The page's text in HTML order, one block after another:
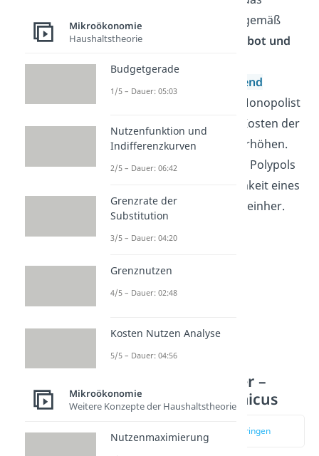
Marktgleichgewicht
gemäß
dem Modell von
Angebot und
Nachfrage
wohlfahrtsmaximierend
einstellen, denn der Monopolist
würde den Preis auf Kosten der
Konsumentenrente
erhöhen.
Mit dem Merkmal des Polypols
geht auch die Möglichkeit eines
freien Markteintritts
einher.
Rationalität der
Marktteilnehmer –
Homo Oeconomicus
zum Video springen
Mikroökonomie
Haushaltstheorie
Budgetgerade
1/5 – Dauer: 05:03
Nutzenfunktion und
Indifferenzkurven
2/5 – Dauer: 06:42
Grenzrate der
Substitution
3/5 – Dauer: 04:20
Grenznutzen
4/5 – Dauer: 02:48
Kosten Nutzen Analyse
5/5 – Dauer: 04:56
Mikroökonomie
Weitere Konzepte der Haushaltstheorie
Nutzenmaximierung